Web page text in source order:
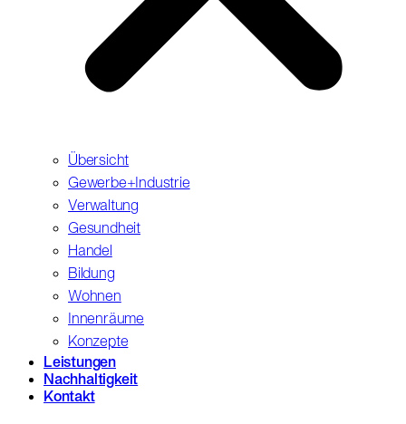
Übersicht
Gewerbe+Industrie
Verwaltung
Gesundheit
Handel
Bildung
Wohnen
Innenräume
Konzepte
Leistungen
Nachhaltigkeit
Kontakt